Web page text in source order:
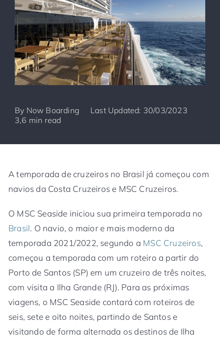
By Now Boarding
Last Updated: 30/03/2023
3,6 min read
A temporada de cruzeiros no Brasil já começou com
navios da Costa Cruzeiros e MSC Cruzeiros.
O MSC Seaside iniciou sua primeira temporada no
Brasil. O navio, o maior e mais moderno da
temporada 2021/2022, segundo a MSC Cruzeiros,
começou a temporada com um roteiro a partir do
Porto de Santos (SP) em um cruzeiro de três noites,
com visita a Ilha Grande (RJ). Para as próximas
viagens, o MSC Seaside contará com roteiros de
seis, sete e oito noites, partindo de Santos e
visitando de forma alternada os destinos de Ilha